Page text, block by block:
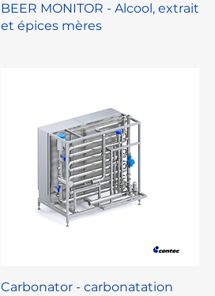
BEER MONITOR - Alcool, extrait
et épices mères
Carbonator - carbonatation